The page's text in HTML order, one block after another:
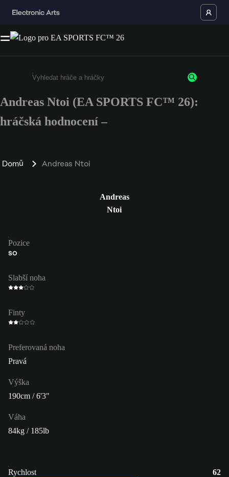
Enter a minimum of 3 characters or numbers
Andreas Ntoi (EA SPORTS FC™ 26):
hráčská hodnocení –
Domů Andreas Ntoi
Andreas
Ntoi
Pozice
SO
Slabší noha
Finty
Preferovaná noha
Pravá
Výška
190cm / 6'3"
Váha
84kg / 185lb
Rychlost
62